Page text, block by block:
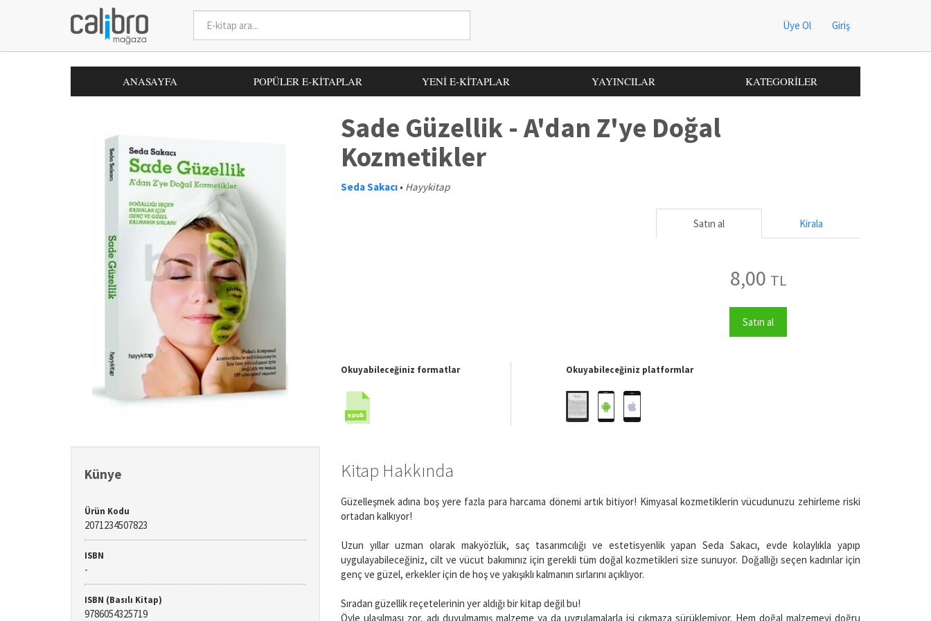
Üye Ol Giriş
ANASAYFA POPÜLER E-KİTAPLAR YENİ E-KİTAPLAR YAYINCILAR KATEGORİLER
Sade Güzellik - A'dan Z'ye Doğal
Kozmetikler
Seda Sakacı • Hayykitap
Satın al Kirala
8,00 TL
Satın al
Okuyabileceğiniz formatlar Okuyabileceğiniz platformlar
Künye
Ürün Kodu
2071234507823
ISBN
-
ISBN (Basılı Kitap)
9786054325719
Kitap Hakkında
Güzelleşmek adına boş yere fazla para harcama dönemi artık bitiyor! Kimyasal kozmetiklerin vücudunuzu zehirleme riski
ortadan kalkıyor!
Uzun yıllar uzman olarak makyözlük, saç tasarımcılığı ve estetisyenlik yapan Seda Sakacı, evde kolaylıkla yapıp
uygulayabileceğiniz, cilt ve vücut bakımınız için gerekli tüm doğal kozmetikleri size sunuyor. Doğallığı seçen kadınlar için
genç ve güzel, erkekler için de hoş ve yakışıklı kalmanın sırlarını açıklıyor.
Sıradan güzellik reçetelerinin yer aldığı bir kitap değil bu!
Öyle ulaşılması zor, adı duyulmamış malzeme ya da uygulamalarla işi çıkmaza sürüklemiyor. Hem doğal malzemeyi doğru